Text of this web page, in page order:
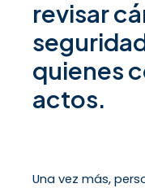
revisar
quienes
actos.
Una vez más,